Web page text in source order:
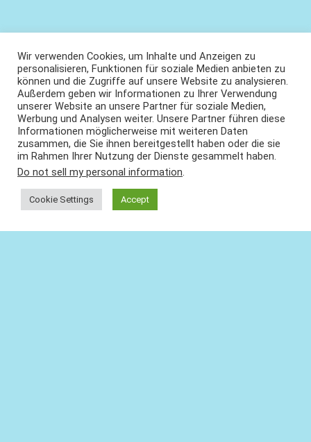
Wir verwenden Cookies, um Inhalte und Anzeigen zu
personalisieren, Funktionen für soziale Medien anbieten zu
können und die Zugriffe auf unsere Website zu analysieren.
Außerdem geben wir Informationen zu Ihrer Verwendung
unserer Website an unsere Partner für soziale Medien,
Werbung und Analysen weiter. Unsere Partner führen diese
Informationen möglicherweise mit weiteren Daten
zusammen, die Sie ihnen bereitgestellt haben oder die sie
im Rahmen Ihrer Nutzung der Dienste gesammelt haben.
Do not sell my personal information.
Cookie Settings Accept